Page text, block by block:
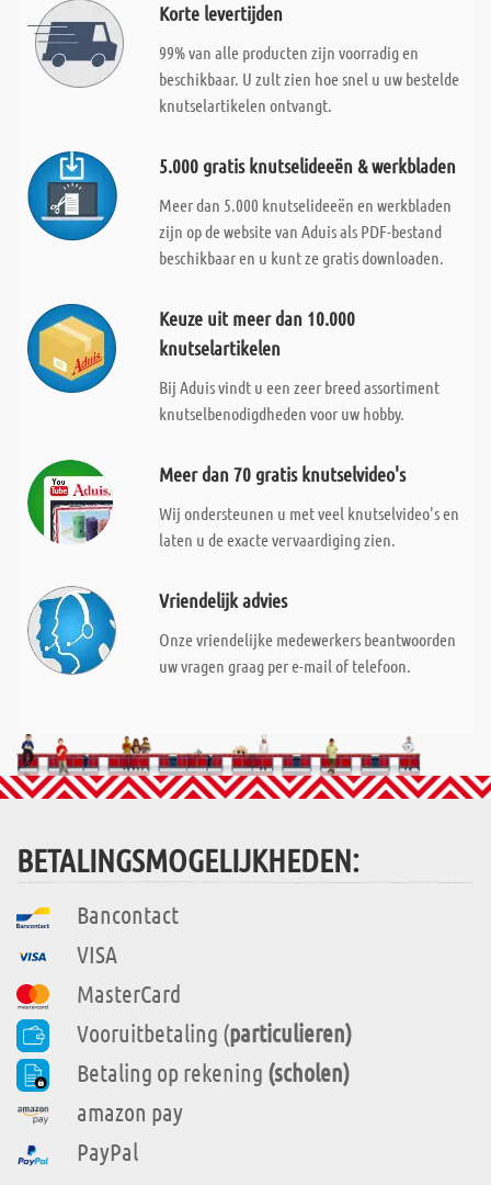
Korte levertijden
99% van alle producten zijn voorradig en
beschikbaar. U zult zien hoe snel u uw bestelde
knutselartikelen ontvangt.
5.000 gratis knutselideeën & werkbladen
Meer dan 5.000 knutselideeën en werkbladen
zijn op de website van Aduis als PDF-bestand
beschikbaar en u kunt ze gratis downloaden.
Keuze uit meer dan 10.000
knutselartikelen
Bij Aduis vindt u een zeer breed assortiment
knutselbenodigdheden voor uw hobby.
Meer dan 70 gratis knutselvideo's
Wij ondersteunen u met veel knutselvideo's en
laten u de exacte vervaardiging zien.
Vriendelijk advies
Onze vriendelijke medewerkers beantwoorden
uw vragen graag per e-mail of telefoon.
BETALINGSMOGELIJKHEDEN:
Bancontact
VISA
MasterCard
Vooruitbetaling (particulieren)
Betaling op rekening (scholen)
amazon pay
PayPal